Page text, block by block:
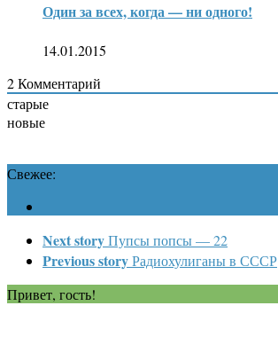
Один за всех, когда — ни одного!
14.01.2015
2Комментарий
старые
новые
Свежее:
Next storyПупсы попсы — 22
Previous storyРадиохулиганы в СССР
Привет, гость!